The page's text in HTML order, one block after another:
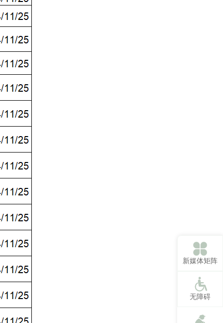
新媒体矩阵
无障碍